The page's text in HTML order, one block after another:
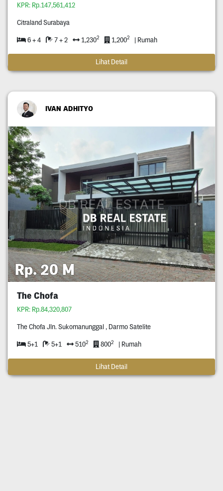
KPR: Rp.147,561,412
Citraland Surabaya
6 + 4 7 + 2 1,2302 1,2002 | Rumah
Lihat Detail
IVAN ADHITYO
Rp. 20 M
The Chofa
KPR: Rp.84,320,807
The Chofa Jln. Sukomanunggal , Darmo Satelite
5+1 5+1 5102 8002 | Rumah
Lihat Detail